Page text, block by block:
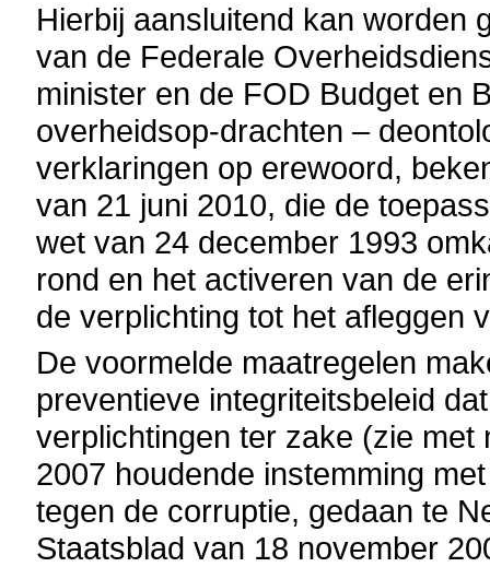
Hierbij aansluitend kan worden
van de Federale
minister en de FOD Budget en
overheidsop-drachten –
verklaringen op erewoord,
van 21 juni 2010, die de
wet van 24 december 1993
rond en het activeren van de
de verplichting tot het afleggen
De voormelde maatregelen
preventieve integriteitsbeleid
verplichtingen ter zake (zie
2007 houdende instemming
tegen de corruptie, gedaan te
Staatsblad van 18 november